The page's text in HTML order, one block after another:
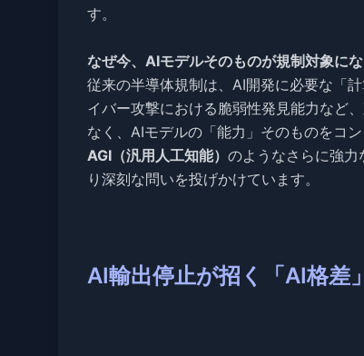
す。
なぜ今、AIモデルそのものが規制対象に
従来の半導体規制は、AI開発に必要な「
イバー攻撃における脆弱性発見能力など
なく、AIモデルの「能力」そのものをコ
AGI（汎用人工知能） のようなさらに強力
り深刻な問いを投げかけています。
AI輸出停止が招く「AI格差